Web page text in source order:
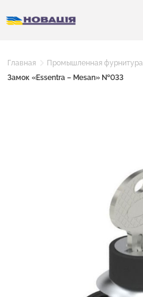
Главная Промышленная фурнитура
Замок «Essentra – Mesan» №033